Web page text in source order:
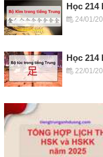
Học
24/01/
Học 214
22/01/